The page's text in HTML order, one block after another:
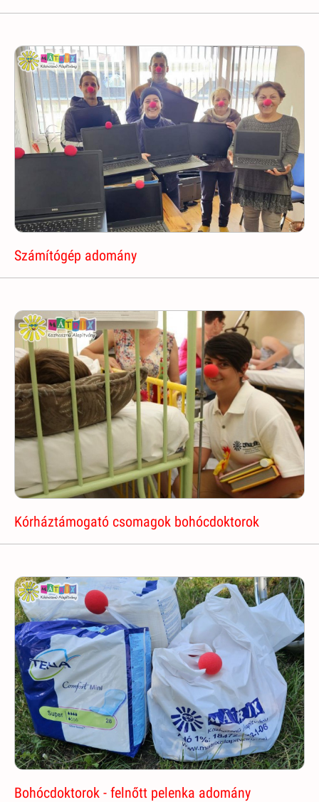
Számítógép adomány
Kórháztámogató csomagok bohócdoktorok
Bohócdoktorok - felnőtt pelenka adomány